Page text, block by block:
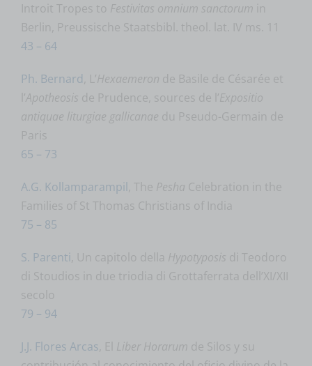
Introit Tropes to Festivitas omnium sanctorum in
Berlin, Preussische Staatsbibl. theol. lat. IV ms. 11
43 – 64
Ph. Bernard , L’Hexaemeron de Basile de Césarée et
l’Apotheosis de Prudence, sources de l’Expositio
antiquae liturgiae gallicanae du Pseudo-Germain de
Paris
65 – 73
A.G. Kollamparampil , The Pesha Celebration in the
Families of St Thomas Christians of India
75 – 85
S. Parenti , Un capitolo della Hypotyposis di Teodoro
di Stoudios in due triodia di Grottaferrata dell’XI/XII
secolo
79 – 94
J.J. Flores Arcas , El Liber Horarum de Silos y su